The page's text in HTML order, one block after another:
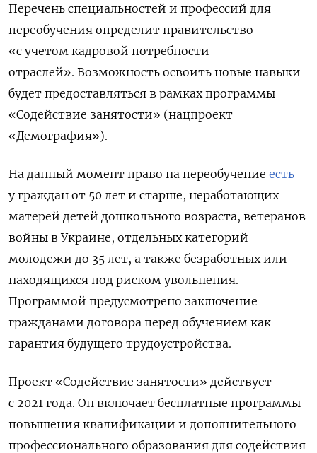
Перечень специальностей и профессий для
переобучения определит правительство
«с учетом кадровой потребности
отраслей». Возможность освоить новые навыки
будет предоставляться в рамках программы
«Содействие занятости» (нацпроект
«Демография»).
На данный момент право на переобучение есть
у граждан от 50 лет и старше, неработающих
матерей детей дошкольного возраста, ветеранов
войны в Украине, отдельных категорий
молодежи до 35 лет, а также безработных или
находящихся под риском увольнения.
Программой предусмотрено заключение
гражданами договора перед обучением как
гарантия будущего трудоустройства.
Проект «Содействие занятости» действует
с 2021 года. Он включает бесплатные программы
повышения квалификации и дополнительного
профессионального образования для содействия